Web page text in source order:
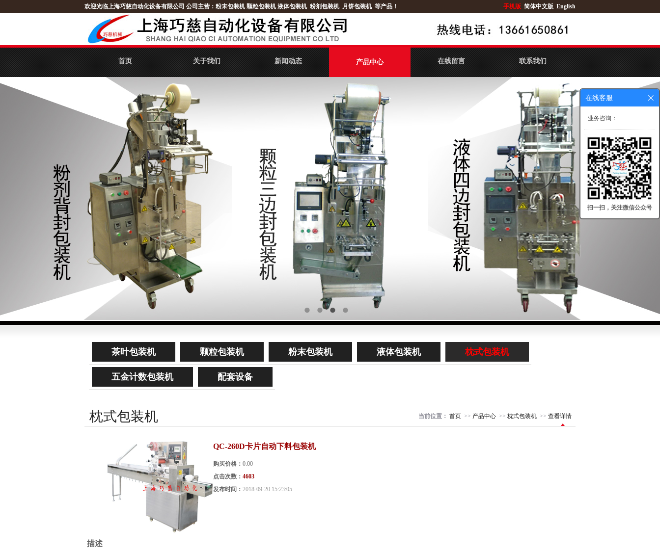
欢迎光临上海巧慈自动化设备有限公司 公司主营： 粉末包装机 颗粒包装机 液体包装机 粉剂包装机 月饼包装机 等产品！ 手机版 简体中文版 English
首页 关于我们 新闻动态 产品中心 在线留言 联系我们
茶叶包装机 颗粒包装机 粉末包装机 液体包装机 枕式包装机
五金计数包装机 配套设备
当前位置： 首页 >> 产品中心 >> 枕式包装机 >> 查看详情
枕式包装机
QC-260D卡片自动下料包装机
购买价格： 0.00
点击次数： 4603
发布时间： 2018-09-20 15:23:05
描述
在线客服
业务咨询：
扫一扫，关注微信公众号